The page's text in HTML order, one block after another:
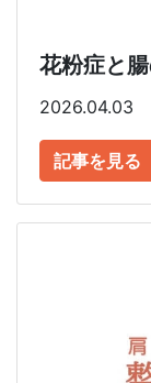
花粉症と
2026.04.03
記事を見る